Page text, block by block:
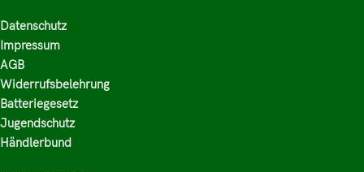
Datenschutz
Impressum
AGB
Widerrufsbelehrung
Batteriegesetz
Jugendschutz
Händlerbund